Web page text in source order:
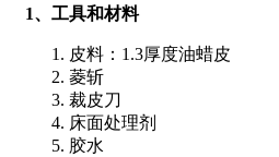
1、工具和材料
皮料：1.3厚度油蜡皮
菱斩
裁皮刀
床面处理剂
胶水